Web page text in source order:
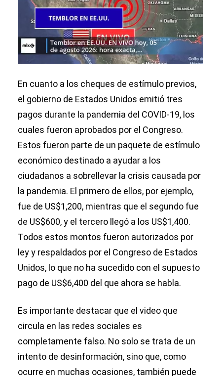
En cuanto a los cheques de estímulo previos,
el gobierno de Estados Unidos emitió tres
pagos durante la pandemia del COVID-19, los
cuales fueron aprobados por el Congreso.
Estos fueron parte de un paquete de estímulo
económico destinado a ayudar a los
ciudadanos a sobrellevar la crisis causada por
la pandemia. El primero de ellos, por ejemplo,
fue de US$1,200, mientras que el segundo fue
de US$600, y el tercero llegó a los US$1,400.
Todos estos montos fueron autorizados por
ley y respaldados por el Congreso de Estados
Unidos, lo que no ha sucedido con el supuesto
pago de US$6,400 del que ahora se habla.
Es importante destacar que el video que
circula en las redes sociales es
completamente falso. No solo se trata de un
intento de desinformación, sino que, como
ocurre en muchas ocasiones, también puede